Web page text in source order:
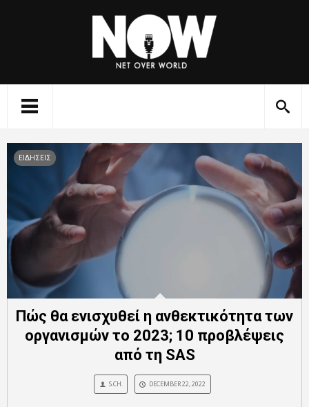
ΕΙΔΗΣΕΙΣ
Πώς θα ενισχυθεί η ανθεκτικότητα των
οργανισμών το 2023; 10 προβλέψεις
από τη SAS
S.CH. DECEMBER 22, 2022